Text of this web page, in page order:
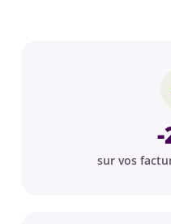
-
sur vos